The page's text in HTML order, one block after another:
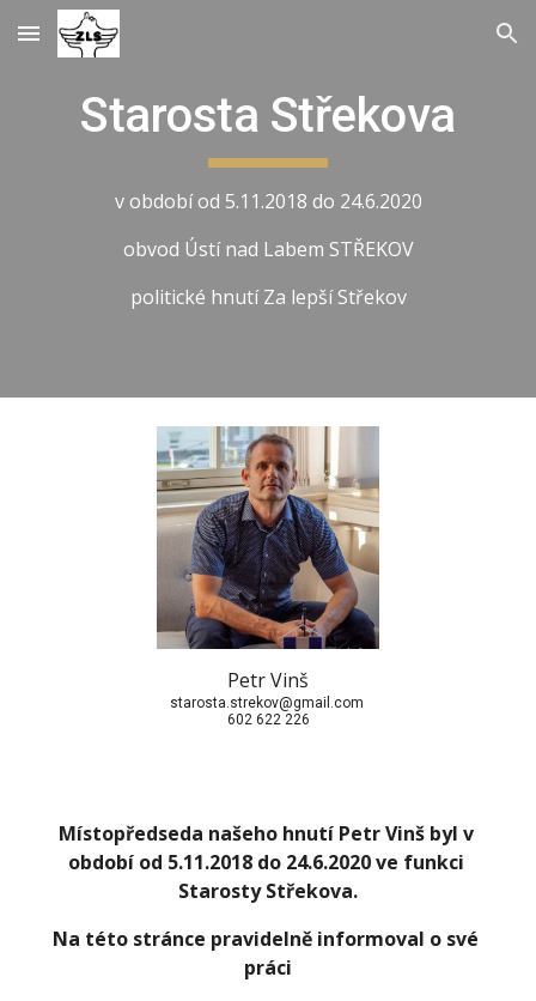
Skip to main content Skip to navigation
Starosta Střekova
v období od 5.11.2018 do 24.6.2020
obvod Ústí nad Labem STŘEKOV
politické hnutí Za lepší Střekov
Petr Vinš
starosta.strekov@gmail.com
602 622 226
Místopředseda našeho hnutí Petr Vinš byl v
období od 5.11.2018 do 24.6.2020 ve funkci
Starosty Střekova.
Na této stránce pravidelně informoval o své
práci